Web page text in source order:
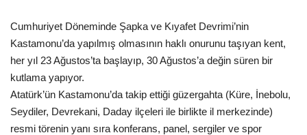
Cumhuriyet Döneminde Şapka ve Kıyafet Devrimi’nin
Kastamonu’da yapılmış olmasının haklı onurunu taşıyan kent,
her yıl 23 Ağustos’ta başlayıp, 30 Ağustos’a değin süren bir
kutlama yapıyor.
Atatürk’ün Kastamonu’da takip ettiği güzergahta (Küre, İnebolu,
Seydiler, Devrekani, Daday ilçeleri ile birlikte il merkezinde)
resmi törenin yanı sıra konferans, panel, sergiler ve spor